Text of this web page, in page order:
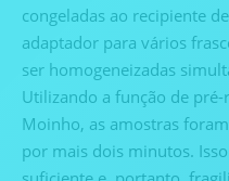
congeladas ao recipiente
adaptador para vários
ser homogeneizadas
Utilizando a função de
Moinho, as amostras
por mais dois minutos.